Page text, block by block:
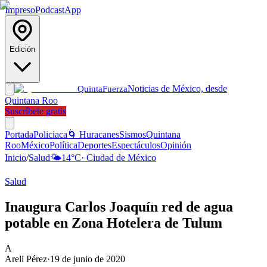
ImpresoPodcastApp
Edición
QuintaFuerzaNoticias de México, desde
Quintana Roo
Suscríbete gratis
PortadaPoliciaca 🌀 HuracanesSismosQuintana
RooMéxicoPolíticaDeportesEspectáculosOpinión
Inicio/Salud🌤️14°C· Ciudad de México
Salud
Inaugura Carlos Joaquín red de agua
potable en Zona Hotelera de Tulum
A
Areli Pérez·19 de junio de 2020